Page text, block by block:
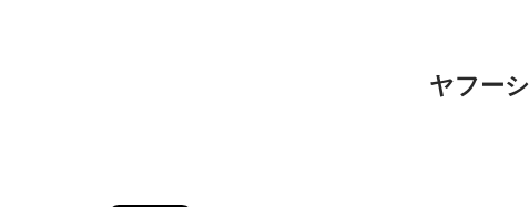
ヤフー